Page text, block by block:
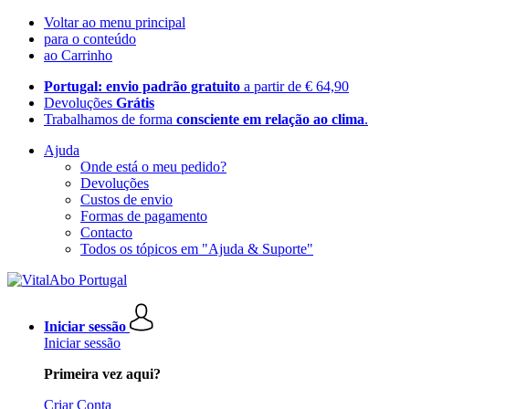
Voltar ao menu principal
para o conteúdo
ao Carrinho
Portugal: envio padrão gratuito a partir de € 64,90
Devoluções Grátis
Trabalhamos de forma consciente em relação ao clima.
Ajuda
Onde está o meu pedido?
Devoluções
Custos de envio
Formas de pagamento
Contacto
Todos os tópicos em "Ajuda & Suporte"
Iniciar sessão
Iniciar sessão
Primeira vez aqui?
Criar Conta